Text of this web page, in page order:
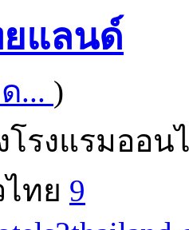
ยแลนด์
... )
โรงแรมออ
ทย 9